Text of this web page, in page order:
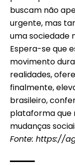
buscam não
urgente, mas
uma sociedade
Espera-se que
movimento
realidades,
finalmente,
brasileiro,
plataforma que
mudanças
Fonte: https://